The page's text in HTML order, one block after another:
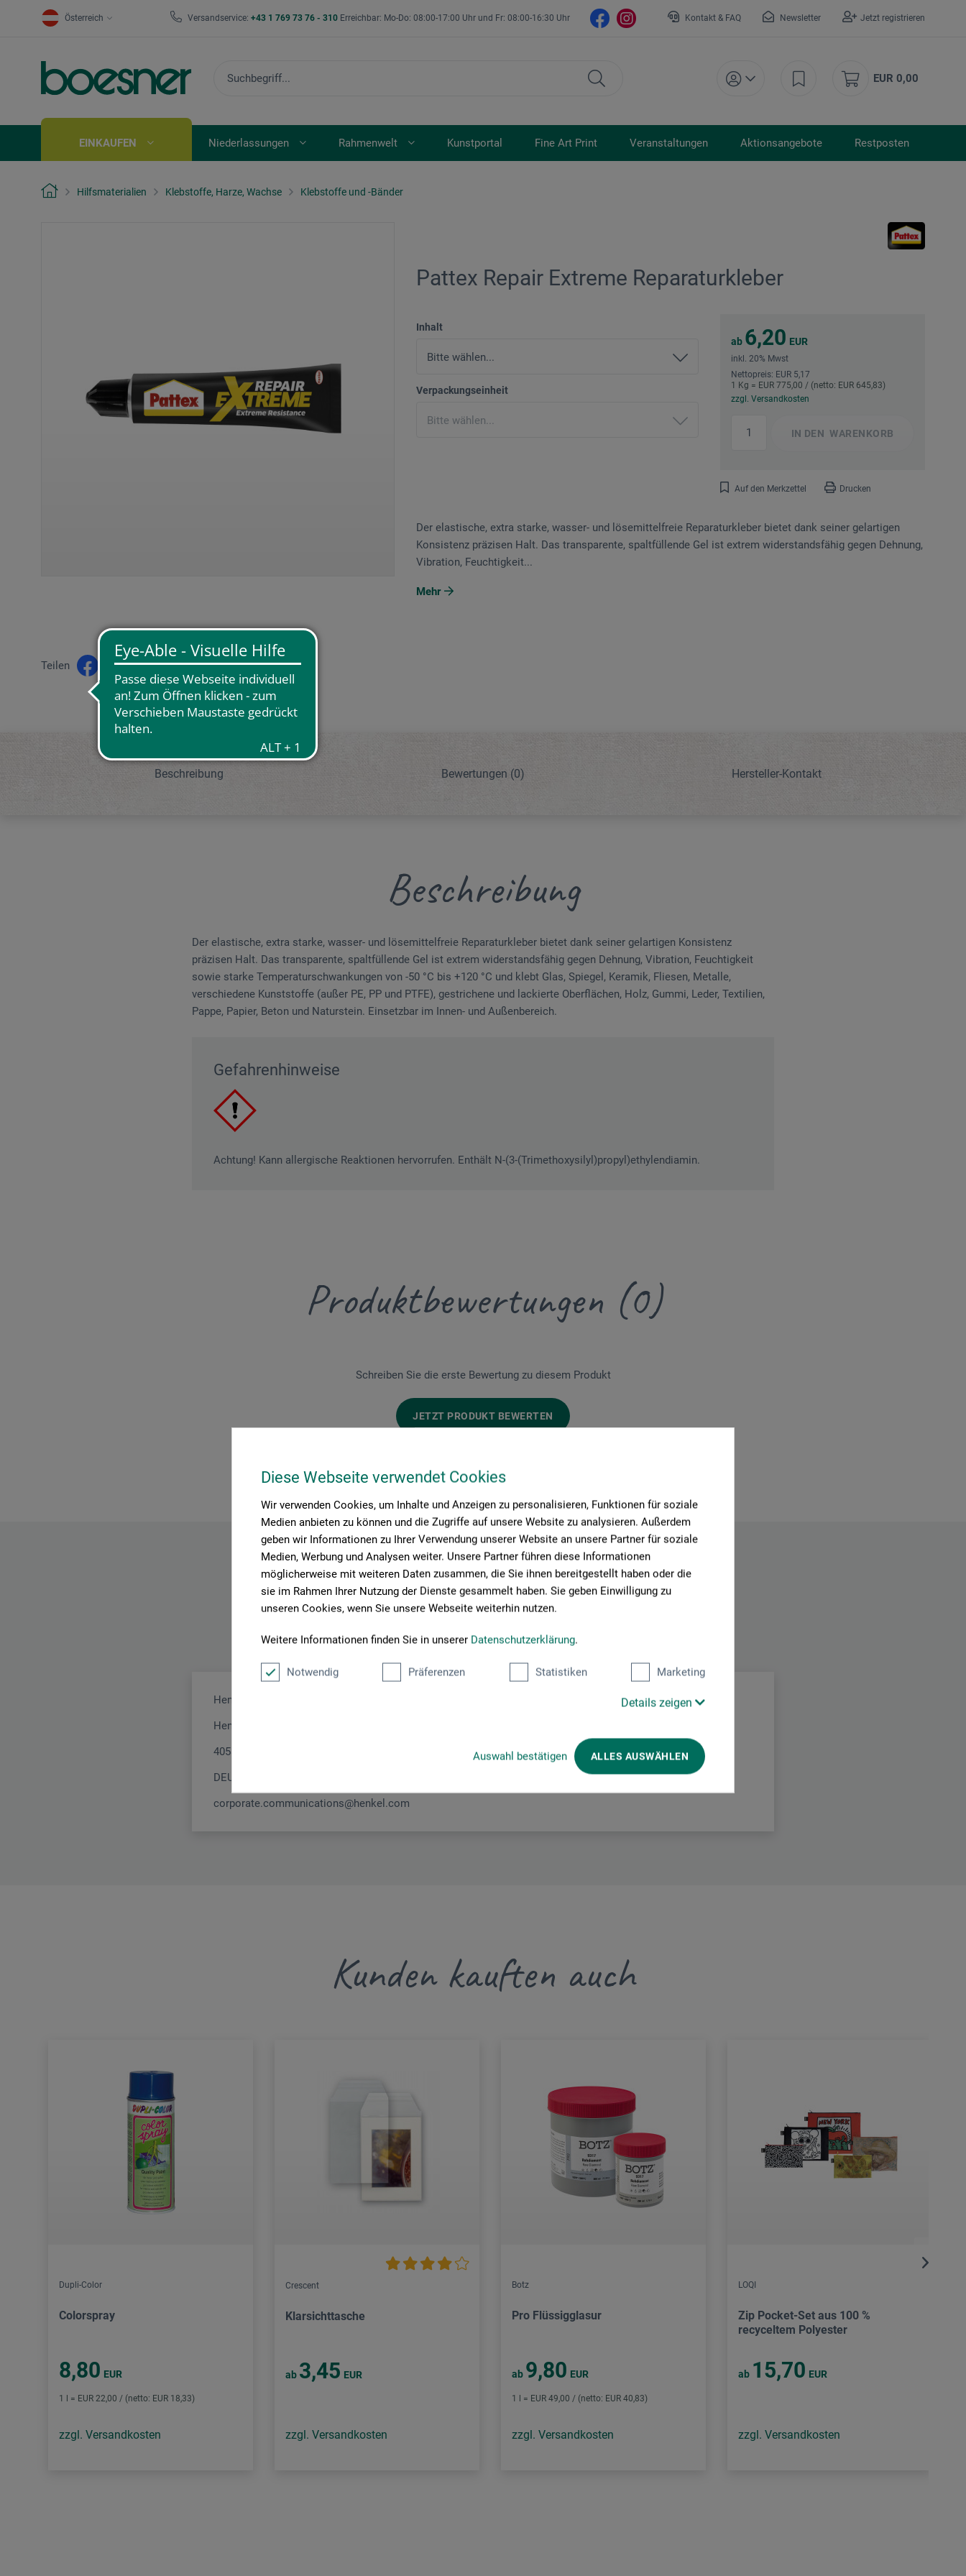
Diese Webseite verwendet Cookies
Wir verwenden Cookies, um Inhalte und Anzeigen zu personalisieren, Funktionen für soziale
Medien anbieten zu können und die Zugriffe auf unsere Website zu analysieren. Außerdem
geben wir Informationen zu Ihrer Verwendung unserer Website an unsere Partner für soziale
Medien, Werbung und Analysen weiter. Unsere Partner führen diese Informationen
möglicherweise mit weiteren Daten zusammen, die Sie ihnen bereitgestellt haben oder die
sie im Rahmen Ihrer Nutzung der Dienste gesammelt haben. Sie geben Einwilligung zu
unseren Cookies, wenn Sie unsere Webseite weiterhin nutzen.
Weitere Informationen finden Sie in unserer Datenschutzerklärung.
Notwendig Präferenzen Statistiken Marketing
Details zeigen
Auswahl bestätigen ALLES AUSWÄHLEN
Österreich Versandservice: +43 1 769 73 76 - 310 Erreichbar: Mo-Do: 08:00-17:00 Uhr und Fr: 08:00-16:30 Uhr Kontakt & FAQ Newsletter Jetzt registrieren
EUR 0,00
EINKAUFEN Niederlassungen Rahmenwelt Kunstportal Fine Art Print Veranstaltungen Aktionsangebote Restposten
Hilfsmaterialien Klebstoffe, Harze, Wachse Klebstoffe und -Bänder
Pattex Repair Extreme Reparaturkleber
Inhalt
Verpackungseinheit
ab 6,20 EUR
inkl. 20% Mwst
Nettopreis: EUR 5,17
1 Kg = EUR 775,00 / (netto: EUR 645,83)
zzgl. Versandkosten
IN DEN WARENKORB
Auf den Merkzettel Drucken
Teilen
Der elastische, extra starke, wasser- und lösemittelfreie Reparaturkleber bietet dank seiner gelartigen
Konsistenz präzisen Halt. Das transparente, spaltfüllende Gel ist extrem widerstandsfähig gegen Dehnung,
Vibration, Feuchtigkeit...
Mehr
Beschreibung Bewertungen (0) Hersteller-Kontakt
Beschreibung
Der elastische, extra starke, wasser- und lösemittelfreie Reparaturkleber bietet dank seiner gelartigen Konsistenz
präzisen Halt. Das transparente, spaltfüllende Gel ist extrem widerstandsfähig gegen Dehnung, Vibration, Feuchtigkeit
sowie starke Temperaturschwankungen von -50 °C bis +120 °C und klebt Glas, Spiegel, Keramik, Fliesen, Metalle,
verschiedene Kunststoffe (außer PE, PP und PTFE), gestrichene und lackierte Oberflächen, Holz, Gummi, Leder, Textilien,
Pappe, Papier, Beton und Naturstein. Einsetzbar im Innen- und Außenbereich.
Gefahrenhinweise
Achtung! Kann allergische Reaktionen hervorrufen. Enthält N-(3-(Trimethoxysilyl)propyl)ethylendiamin.
Produktbewertungen (0)
Schreiben Sie die erste Bewertung zu diesem Produkt
JETZT PRODUKT BEWERTEN
Hersteller-Kontakt
Hier finden Sie die Kontaktdaten des Herstellers zu diesem Produkt.
Henkel AG & Co. KGaA
Henkelstraße 67
40589 Düsseldorf
DEUTSCHLAND
corporate.communications@henkel.com
Kunden kauften auch
Dupli-Color
Colorspray
8,80 EUR
1 l = EUR 22,00 / (netto: EUR 18,33)
zzgl. Versandkosten
Crescent
Klarsichttasche
ab 3,45 EUR
zzgl. Versandkosten
Botz
Pro Flüssigglasur
ab 9,80 EUR
1 l = EUR 49,00 / (netto: EUR 40,83)
zzgl. Versandkosten
LOQI
Zip Pocket-Set aus 100 %
recyceltem Polyester
ab 15,70 EUR
zzgl. Versandkosten